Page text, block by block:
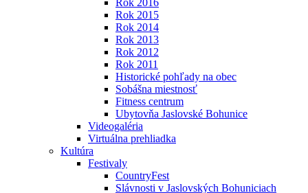
Rok 2016
Rok 2015
Rok 2014
Rok 2013
Rok 2012
Rok 2011
Historické pohľady na obec
Sobášna miestnosť
Fitness centrum
Ubytovňa Jaslovské Bohunice
Videogaléria
Virtuálna prehliadka
Kultúra
Festivaly
CountryFest
Slávnosti v Jaslovských Bohuniciach